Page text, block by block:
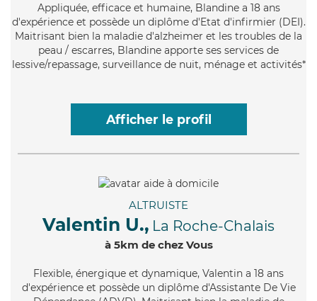
Appliquée, efficace et humaine, Blandine a 18 ans
d'expérience et possède un diplôme d'Etat d'infirmier (DEI).
Maitrisant bien la maladie d'alzheimer et les troubles de la
peau / escarres, Blandine apporte ses services de
lessive/repassage, surveillance de nuit, ménage et activités*
Afficher le profil
ALTRUISTE
Valentin U., La Roche-Chalais
à 5km de chez Vous
Flexible, énergique et dynamique, Valentin a 18 ans
d'expérience et possède un diplôme d'Assistante De Vie